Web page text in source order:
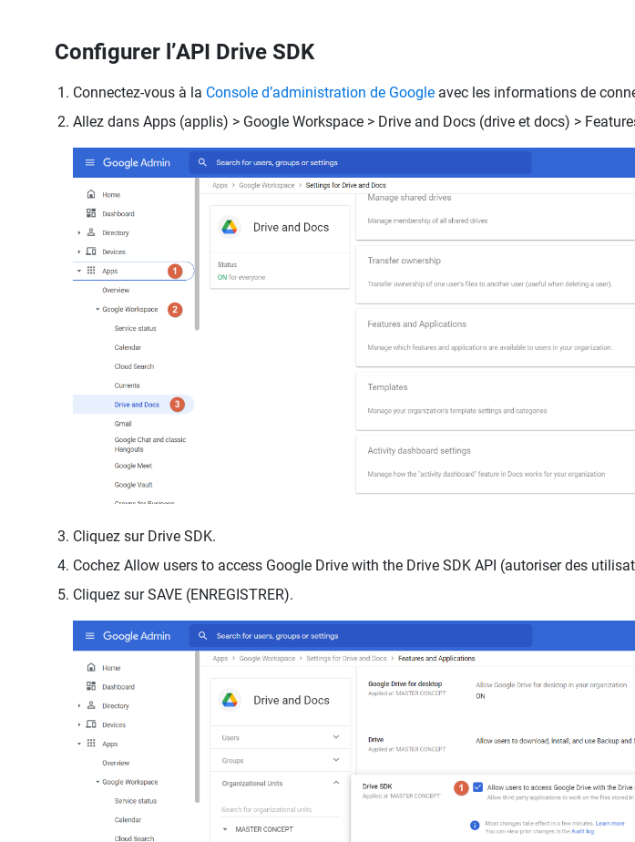
Configurer l’API Drive SDK
Connectez-vous à la Console d’administration de Google avec les informations de
Allez dans Apps (applis) > Google Workspace > Drive and Docs (drive et docs) >
Cliquez sur Drive SDK.
Cochez Allow users to access Google Drive with the Drive SDK API (autoriser des
Cliquez sur SAVE (ENREGISTRER).